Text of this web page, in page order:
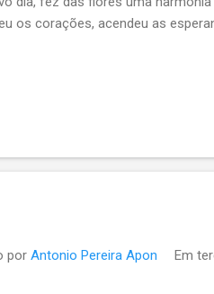
os corações, acendeu as
por Antonio Pereira Apon Em